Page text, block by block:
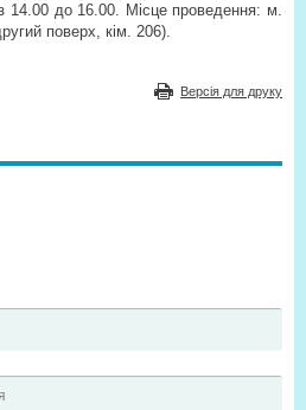
14.00 до 16.00. Місце проведення: м.
поверх, кім. 206).
Версія для друку